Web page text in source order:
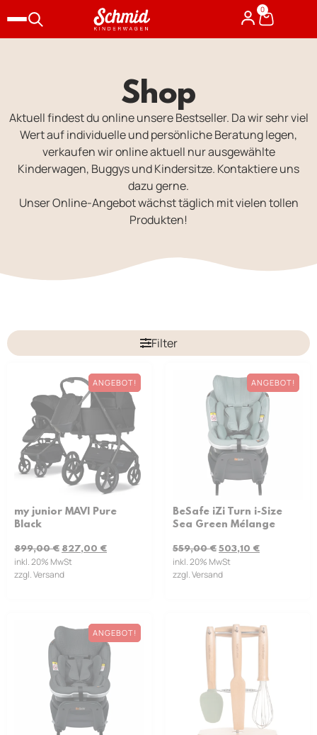
0
Shop
Aktuell findest du online unsere Bestseller. Da wir sehr viel
Wert auf individuelle und persönliche Beratung legen,
verkaufen wir online aktuell nur ausgewählte
Kinderwagen, Buggys und Kindersitze. Kontaktiere uns
dazu gerne.
Unser Online-Angebot wächst täglich mit vielen tollen
Produkten!
Filter
ANGEBOT!
my junior MAVI Pure
Black
899,00€ 827,00 €
inkl. 20% MwSt
zzgl. Versand
ANGEBOT!
BeSafe iZi Turn i-Size
Sea Green Mélange
559,00€ 503,10 €
inkl. 20% MwSt
zzgl. Versand
ANGEBOT!